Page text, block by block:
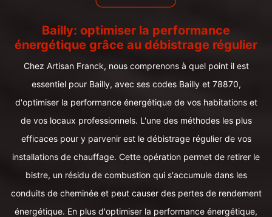
Bailly: optimiser la performance
énergétique grâce au débistrage régulier
Chez Artisan Franck, nous comprenons à quel point il est
essentiel pour Bailly, avec ses codes Bailly et 78870,
d'optimiser la performance énergétique de vos habitations et
de vos locaux professionnels. L'une des méthodes les plus
efficaces pour y parvenir est le débistrage régulier de vos
installations de chauffage. Cette opération permet de retirer le
bistre, un résidu de combustion qui s'accumule dans les
conduits de cheminée et peut causer des pertes de rendement
énergétique. En plus d'optimiser la performance énergétique,